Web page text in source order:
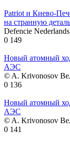
Patriot и Киево-
на странную деталь
Defencie
0 149
Новый атомный
АЭС
© A. Krivonosov
0 136
Новый атомный
АЭС
© A. Krivonosov
0 141